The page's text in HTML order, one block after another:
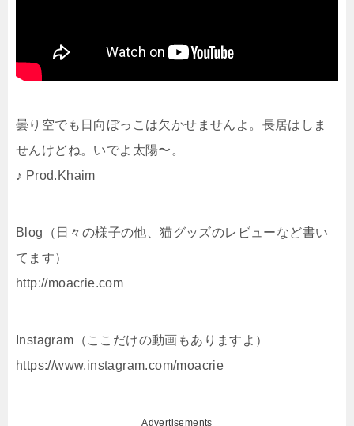
曇り空でも日向ぼっこは欠かせませんよ。長居はしま
せんけどね。いでよ太陽〜。
♪ Prod.Khaim
Blog（日々の様子の他、猫グッズのレビューなど書い
てます）
http://moacrie.com
Instagram（ここだけの動画もありますよ）
https://www.instagram.com/moacrie
Advertisements